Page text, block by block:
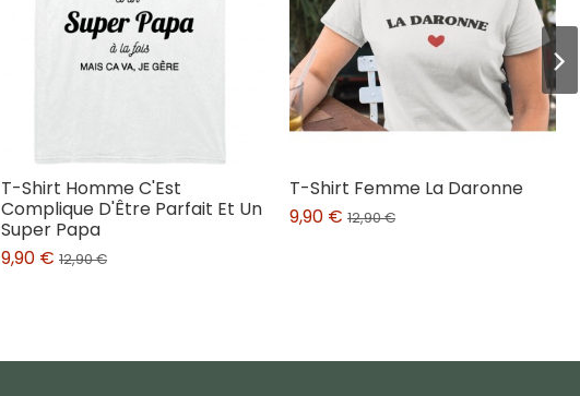
T-Shirt Homme C'Est
Complique D'Être Parfait Et Un
Super Papa
9,90 € 12,90 €
T-Shirt Femme La Daronne
9,90 € 12,90 €